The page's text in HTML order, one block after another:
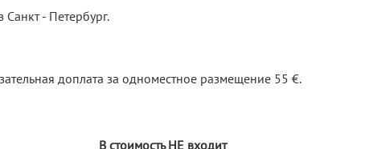
- Петербург.
доплата за одноместное размещение 55 €.
В стоимость НЕ входит